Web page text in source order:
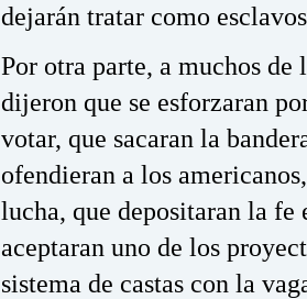
dejarán tratar como
Por otra parte, a muchos de
dijeron que se esforzaran
votar, que sacaran la
ofendieran a los
lucha, que depositaran la fe
aceptaran uno de los
sistema de castas con la